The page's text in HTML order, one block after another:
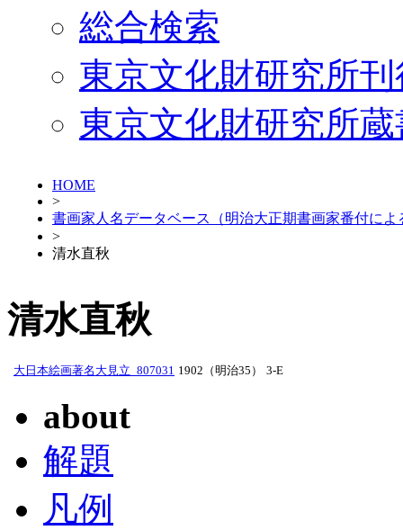
総合検索
東京文化財研究所
東京文化財研究所
HOME
>
書画家人名データベース（明治大正期書画家番付によ
>
清水直秋
清水直秋
大日本絵画著名大見立_807031 1902（明治35） 3-E
about
解題
凡例